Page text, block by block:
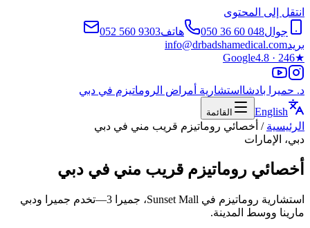
انتقل إلى المحتوى
جوال050 36 60 048 هاتف052 560 9303
بريدinfo@drbadshamedical.com
★
4.8 · 246
Google
د. حميرا بادشا استشارية أمراض الروماتيزم في دبي
English
القائمة
الرئيسية / أخصائي روماتيزم قريب مني في دبي
دبي، الإمارات
أخصائي روماتيزم قريب مني في دبي
استشارية روماتيزم في Sunset Mall، جميرا 3—تخدم جميرا ودبي
مارينا ووسط المدينة.